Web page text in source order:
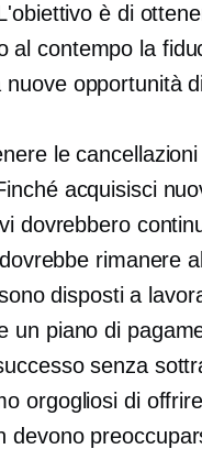
è di
al contempo la
opportunità
le
acquisisci
dovrebbero
rimanere
disposti a
un piano di
senza
orgogliosi di offrire